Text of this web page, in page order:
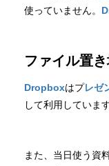
使っていません。
ファイル置
Dropboxはプレゼ
して利用していま
また、当日使う資